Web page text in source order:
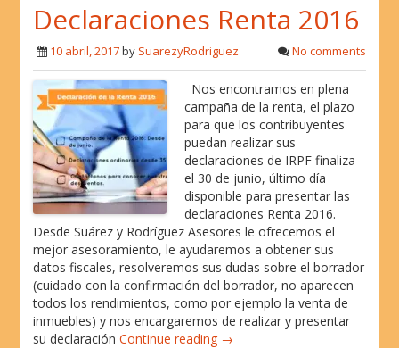
e
b
o
o
k
t
t
e
r
k
e
d
I
n
t
s
A
p
p
i
l
Declaraciones Renta 2016
10 abril, 2017by SuarezyRodriguez No comments
Nos encontramos en plena
campaña de la renta, el plazo
para que los contribuyentes
puedan realizar sus
declaraciones de IRPF finaliza
el 30 de junio, último día
disponible para presentar las
declaraciones Renta 2016.
Desde Suárez y Rodríguez Asesores le ofrecemos el
mejor asesoramiento, le ayudaremos a obtener sus
datos fiscales, resolveremos sus dudas sobre el borrador
(cuidado con la confirmación del borrador, no aparecen
todos los rendimientos, como por ejemplo la venta de
inmuebles) y nos encargaremos de realizar y presentar
su declaraciónContinue reading →